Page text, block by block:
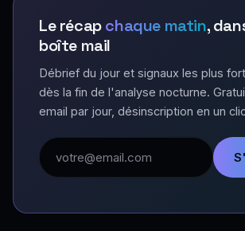
Le récapchaque matin,
boîte mail
Débrief du jour et signaux les plus
dès la fin de l'analyse nocturne.
email par jour, désinscription en un
Adresse email